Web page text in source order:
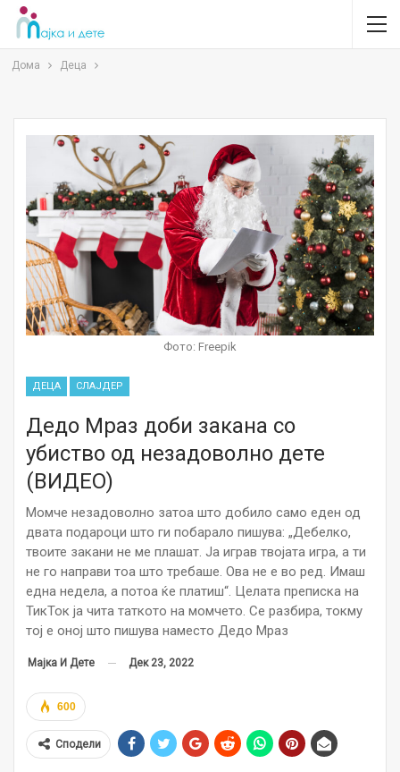
Дома Деца
Фото: Freepik
ДЕЦА СЛАЈДЕР
Дедо Мраз доби закана со
убиство од незадоволно дете
(ВИДЕО)
Момче незадоволно затоа што добило само еден од
двата подароци што ги побарало пишува: „Дебелко,
твоите закани не ме плашат. Ја играв твојата игра, а ти
не го направи тоа што требаше. Ова не е во ред. Имаш
една недела, а потоа ќе платиш“. Целата преписка на
ТикТок ја чита таткото на момчето. Се разбира, токму
тој е оној што пишува наместо Дедо Мраз
Мајка И Дете Дек 23, 2022
600
Сподели